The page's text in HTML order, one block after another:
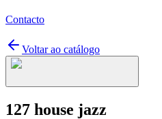
Contacto
Voltar ao catálogo
127 house jazz